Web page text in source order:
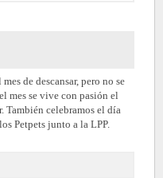
de descansar, pero no se
mes se vive con pasión el
También celebramos el día
Petpets junto a la LPP.